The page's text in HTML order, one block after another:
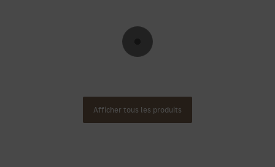
Afficher tous les produits